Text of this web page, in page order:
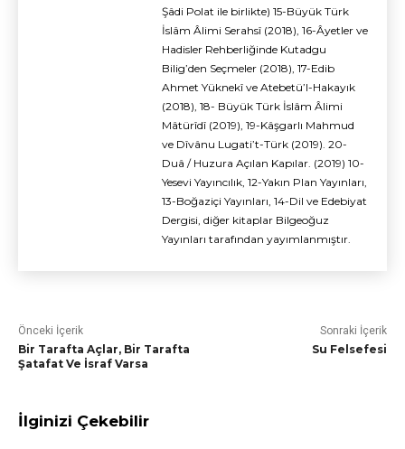
Şâdi Polat ile birlikte) 15-Büyük Türk
İslâm Âlimi Serahsî (2018), 16-Âyetler ve
Hadisler Rehberliğinde Kutadgu
Bilig’den Seçmeler (2018), 17-Edib
Ahmet Yüknekî ve Atebetü’l-Hakayık
(2018), 18- Büyük Türk İslâm Âlimi
Mâtürîdî (2019), 19-Kâşgarlı Mahmud
ve Dîvânu Lugati’t-Türk (2019). 20-
Duâ / Huzura Açılan Kapılar. (2019) 10-
Yesevi Yayıncılık, 12-Yakın Plan Yayınları,
13-Boğaziçi Yayınları, 14-Dil ve Edebiyat
Dergisi, diğer kitaplar Bilgeoğuz
Yayınları tarafından yayımlanmıştır.
Önceki İçerik
Bir Tarafta Açlar, Bir Tarafta
Şatafat Ve İsraf Varsa
Sonraki İçerik
Su Felsefesi
İlginizi Çekebilir